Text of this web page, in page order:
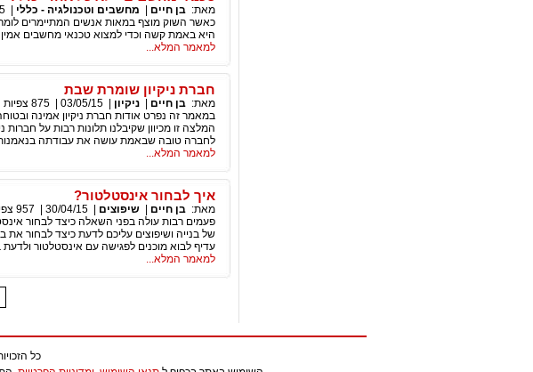
מאת: בן חיים מחשבים וטכנולגיה - כללי
כאשר השוק מוצף במאות אנשים המתיימרים
היא באמת קשה וכדי למצוא טכנאי מחשבים
למאמר המלא...
חברת ניקיון שומרת שבת
מאת: בן חיים ניקיון 03/05/15
875 צפיות
במאמר זה נפרט אודות חברת ניקיון אמינה
המלצה זו מכיוון שקיבלנו תלונות רבות על
לחברה טובה שבאמת עושה את עבודתה
למאמר המלא...
איך לבחור אינסטלטור?
מאת: בן חיים שיפוצים 30/04/15
957
פעמים רבות עולה בפני השאלה כיצד לבחור
של בנייה ושיפוצים עליכם לדעת כיצד לבחור
עדיף לבוא מוכנים לפגישה עם אינסטלטור
למאמר המלא...
כל